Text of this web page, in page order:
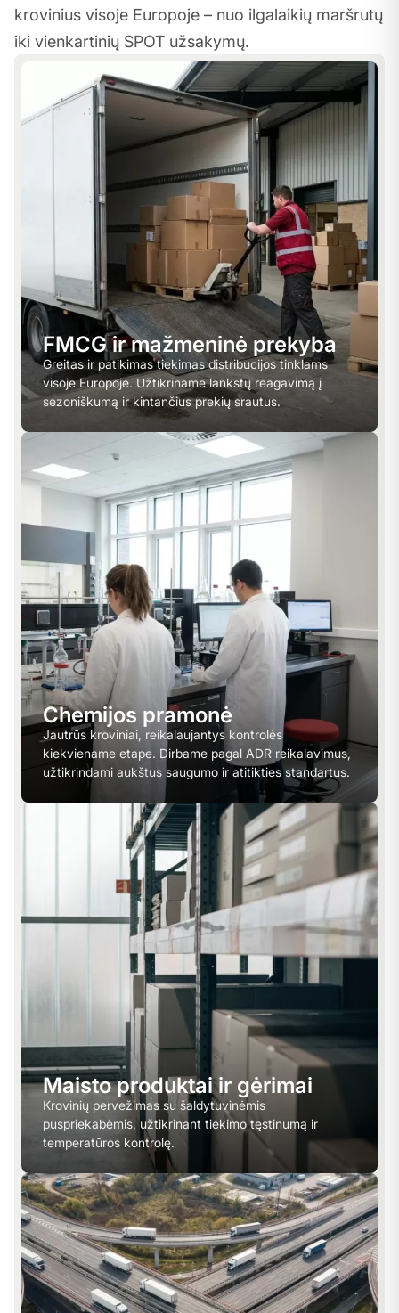
krovinius visoje Europoje– nuo ilgalaikių maršrutų
iki vienkartinių SPOT užsakymų.
FMCG ir mažmeninė prekyba
Greitas ir patikimas tiekimas distribucijos tinklams
visoje Europoje. Užtikriname lankstų reagavimą į
sezoniškumą ir kintančius prekių srautus.
Chemijos pramonė
Jautrūs kroviniai, reikalaujantys kontrolės
kiekviename etape. Dirbame pagal ADR reikalavimus,
užtikrindami aukštus saugumo ir atitikties standartus.
Maisto produktai ir gėrimai
Krovinių pervežimas su šaldytuvinėmis
puspriekabėmis, užtikrinant tiekimo tęstinumą ir
temperatūros kontrolę.